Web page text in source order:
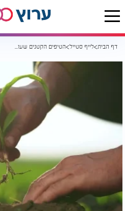
דף הבית לייף סטייל הטיפים הקטנים שעושים הבדל ענק: כך תגרמו לגינה שלכם לפרוח בלי מאמץ